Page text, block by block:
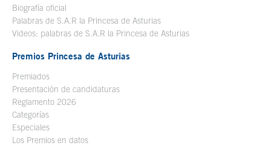
Biografía oficial
Palabras de S.A.R la Princesa de Asturias
Videos: palabras de S.A.R la Princesa de Asturias
Premios Princesa de Asturias
Premiados
Presentación de candidaturas
Reglamento 2026
Categorías
Especiales
Los Premios en datos